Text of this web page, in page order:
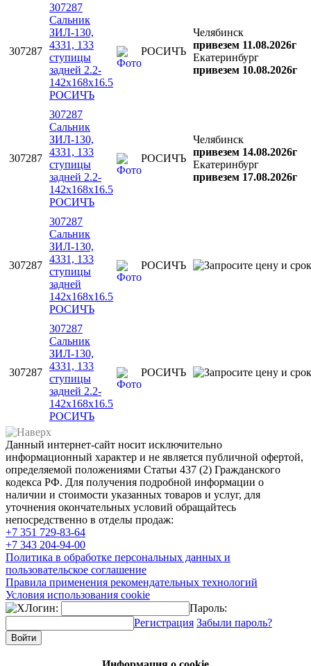
307287
307287
Сальник
ЗИЛ-130,
4331, 133
ступицы
задней 2.2-
142х168х16.5
РОСИЧЪ
РОСИЧЪ
Челябинск
привезем 11.08.2026г
Екатеринбург
привезем 10.08.2026г
307287
307287
Сальник
ЗИЛ-130,
4331, 133
ступицы
задней 2.2-
142х168х16.5
РОСИЧЪ
РОСИЧЪ
Челябинск
привезем 14.08.2026г
Екатеринбург
привезем 17.08.2026г
307287
307287
Сальник
ЗИЛ-130,
4331, 133
ступицы
задней
142х168х16.5
РОСИЧЪ
РОСИЧЪ
307287
307287
Сальник
ЗИЛ-130,
4331, 133
ступицы
задней 2.2-
142х168х16.5
РОСИЧЪ
РОСИЧЪ
Данный интернет-сайт носит исключительно
информационный характер и не является публичной офертой,
определяемой положениями Статьи 437 (2) Гражданского
кодекса РФ. Для получения подробной информации о
наличии и стоимости указанных товаров и услуг, для
уточнения окончательных условий обращайтесь
непосредственно в отделы продаж:
+7 351 729-83-64
+7 343 204-94-00
Политика в обработке персональных данных и
пользовательское соглашение
Правила применения рекомендательных технологий
Условия использования cookie
Логин:
Пароль:
Регистрация Забыли пароль?